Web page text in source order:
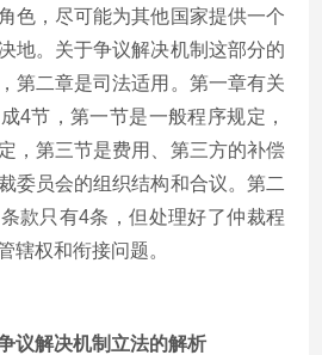
色，尽可能为其他国家提供一个
地。关于争议解决机制这部分的
第二章是司法适用。第一章有关
4节，第一节是一般程序规定，
，第三节是费用、第三方的补偿
委员会的组织结构和合议。第二
款只有4条，但处理好了仲裁程
辖权和衔接问题。
议解决机制立法的解析